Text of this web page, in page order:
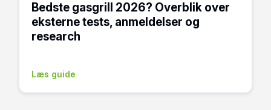
Bedste gasgrill 2026? Overblik over
eksterne tests, anmeldelser og
research
Læs guide